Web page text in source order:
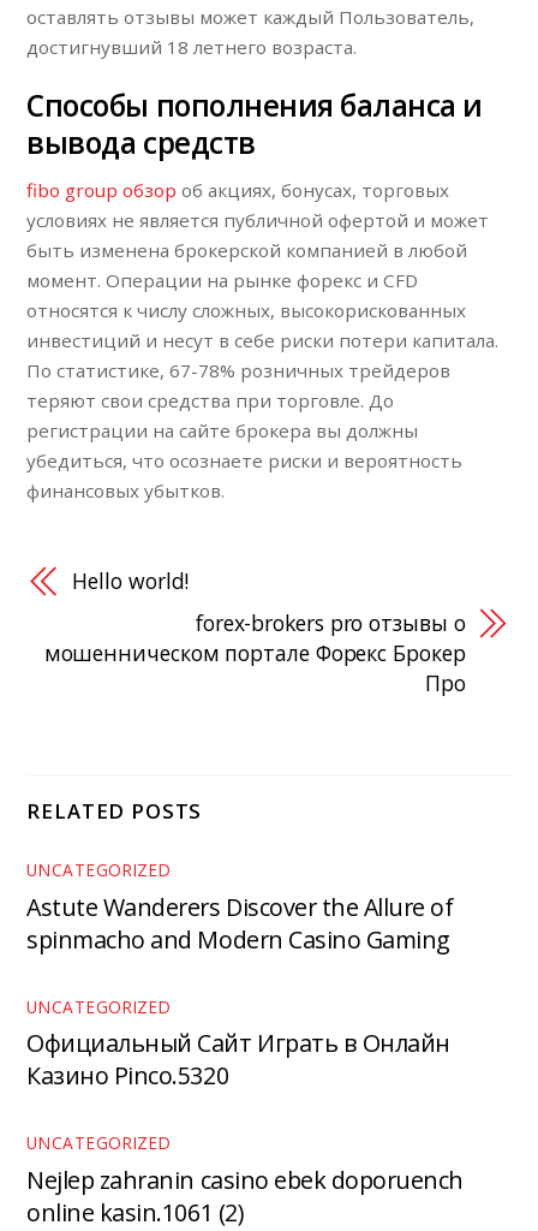
оставлять отзывы может каждый Пользователь,
достигнувший 18 летнего возраста.
Способы пополнения баланса и
вывода средств
fibo group обзор об акциях, бонусах, торговых
условиях не является публичной офертой и может
быть изменена брокерской компанией в любой
момент. Операции на рынке форекс и CFD
относятся к числу сложных, высокорискованных
инвестиций и несут в себе риски потери капитала.
По статистике, 67-78% розничных трейдеров
теряют свои средства при торговле. До
регистрации на сайте брокера вы должны
убедиться, что осознаете риски и вероятность
финансовых убытков.
Hello world!
forex-brokers pro отзывы о
мошенническом портале Форекс Брокер
Про
RELATED POSTS
UNCATEGORIZED
Astute Wanderers Discover the Allure of
spinmacho and Modern Casino Gaming
UNCATEGORIZED
Официальный Сайт Играть в Онлайн
Казино Pinco.5320
UNCATEGORIZED
Nejlep zahranin casino ebek doporuench
online kasin.1061 (2)